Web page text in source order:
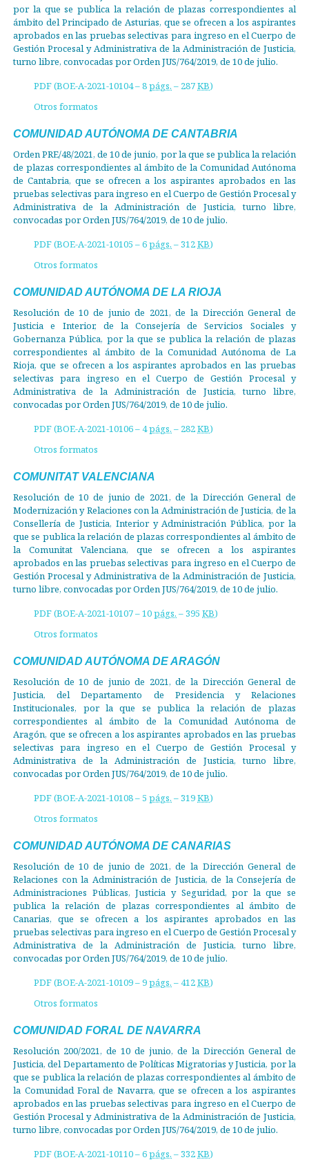
por la que se publica la relación de plazas correspondientes al
ámbito del Principado de Asturias, que se ofrecen a los aspirantes
aprobados en las pruebas selectivas para ingreso en el Cuerpo de
Gestión Procesal y Administrativa de la Administración de Justicia,
turno libre, convocadas por Orden JUS/764/2019, de 10 de julio.
PDF (BOE-A-2021-10104 – 8págs. – 287KB)
Otros formatos
COMUNIDAD AUTÓNOMA DE CANTABRIA
Orden PRE/48/2021, de 10 de junio, por la que se publica la relación
de plazas correspondientes al ámbito de la Comunidad Autónoma
de Cantabria, que se ofrecen a los aspirantes aprobados en las
pruebas selectivas para ingreso en el Cuerpo de Gestión Procesal y
Administrativa de la Administración de Justicia, turno libre,
convocadas por Orden JUS/764/2019, de 10 de julio.
PDF (BOE-A-2021-10105 – 6págs. – 312KB)
Otros formatos
COMUNIDAD AUTÓNOMA DE LA RIOJA
Resolución de 10 de junio de 2021, de la Dirección General de
Justicia e Interior, de la Consejería de Servicios Sociales y
Gobernanza Pública, por la que se publica la relación de plazas
correspondientes al ámbito de la Comunidad Autónoma de La
Rioja, que se ofrecen a los aspirantes aprobados en las pruebas
selectivas para ingreso en el Cuerpo de Gestión Procesal y
Administrativa de la Administración de Justicia, turno libre,
convocadas por Orden JUS/764/2019, de 10 de julio.
PDF (BOE-A-2021-10106 – 4págs. – 282KB)
Otros formatos
COMUNITAT VALENCIANA
Resolución de 10 de junio de 2021, de la Dirección General de
Modernización y Relaciones con la Administración de Justicia, de la
Consellería de Justicia, Interior y Administración Pública, por la
que se publica la relación de plazas correspondientes al ámbito de
la Comunitat Valenciana, que se ofrecen a los aspirantes
aprobados en las pruebas selectivas para ingreso en el Cuerpo de
Gestión Procesal y Administrativa de la Administración de Justicia,
turno libre, convocadas por Orden JUS/764/2019, de 10 de julio.
PDF (BOE-A-2021-10107 – 10págs. – 395KB)
Otros formatos
COMUNIDAD AUTÓNOMA DE ARAGÓN
Resolución de 10 de junio de 2021, de la Dirección General de
Justicia, del Departamento de Presidencia y Relaciones
Institucionales, por la que se publica la relación de plazas
correspondientes al ámbito de la Comunidad Autónoma de
Aragón, que se ofrecen a los aspirantes aprobados en las pruebas
selectivas para ingreso en el Cuerpo de Gestión Procesal y
Administrativa de la Administración de Justicia, turno libre,
convocadas por Orden JUS/764/2019, de 10 de julio.
PDF (BOE-A-2021-10108 – 5págs. – 319KB)
Otros formatos
COMUNIDAD AUTÓNOMA DE CANARIAS
Resolución de 10 de junio de 2021, de la Dirección General de
Relaciones con la Administración de Justicia, de la Consejería de
Administraciones Públicas, Justicia y Seguridad, por la que se
publica la relación de plazas correspondientes al ámbito de
Canarias, que se ofrecen a los aspirantes aprobados en las
pruebas selectivas para ingreso en el Cuerpo de Gestión Procesal y
Administrativa de la Administración de Justicia, turno libre,
convocadas por Orden JUS/764/2019, de 10 de julio.
PDF (BOE-A-2021-10109 – 9págs. – 412KB)
Otros formatos
COMUNIDAD FORAL DE NAVARRA
Resolución 200/2021, de 10 de junio, de la Dirección General de
Justicia, del Departamento de Políticas Migratorias y Justicia, por la
que se publica la relación de plazas correspondientes al ámbito de
la Comunidad Foral de Navarra, que se ofrecen a los aspirantes
aprobados en las pruebas selectivas para ingreso en el Cuerpo de
Gestión Procesal y Administrativa de la Administración de Justicia,
turno libre, convocadas por Orden JUS/764/2019, de 10 de julio.
PDF (BOE-A-2021-10110 – 6págs. – 332KB)